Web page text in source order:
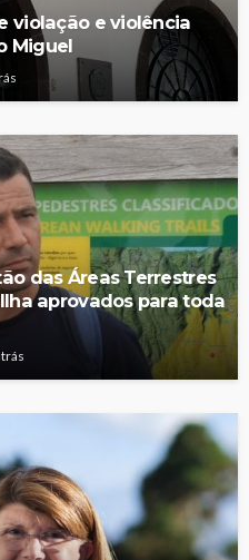
violação e violência
Miguel
das Áreas Terrestres
aprovados para toda